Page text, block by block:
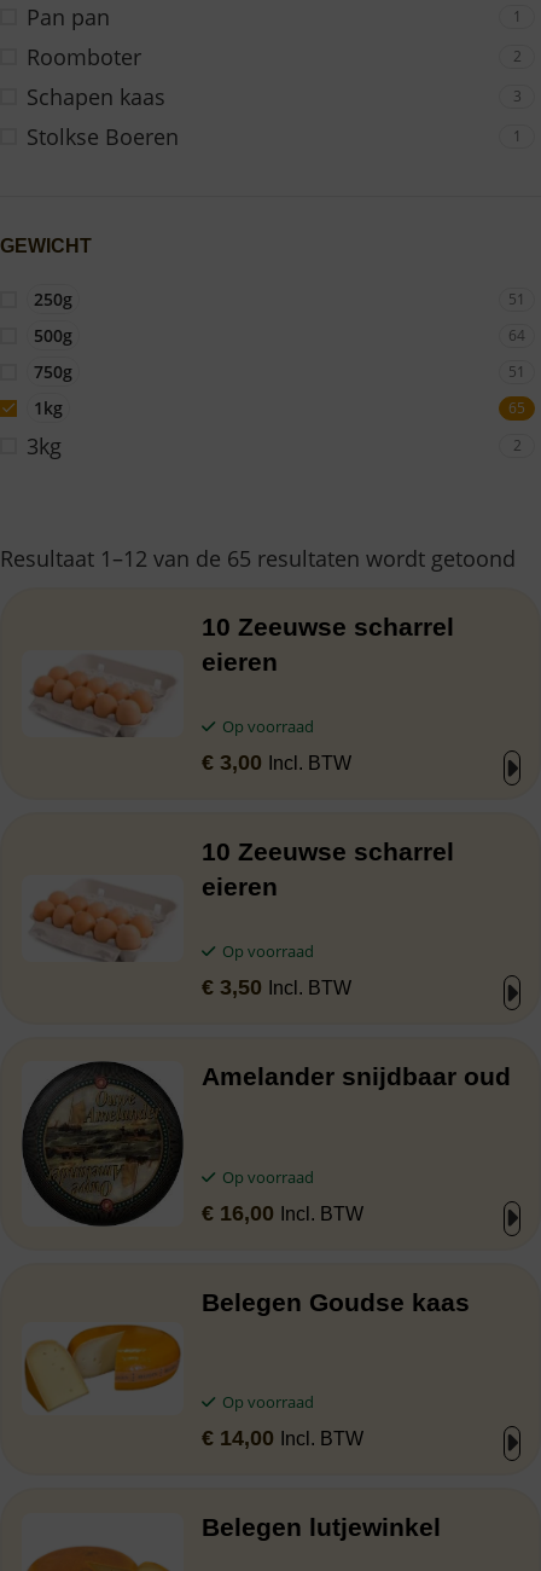
Pan pan 1
Roomboter 2
Schapen kaas 3
Stolkse Boeren 1
GEWICHT
250g 51
500g 64
750g 51
1kg 65
3kg 2
Resultaat 1–12 van de 65 resultaten wordt getoond
10 Zeeuwse scharrel
eieren
Op voorraad
€ 3,00 Incl. BTW
10 Zeeuwse scharrel
eieren
Op voorraad
€ 3,50 Incl. BTW
Amelander snijdbaar oud
Op voorraad
€ 16,00 Incl. BTW
Belegen Goudse kaas
Op voorraad
€ 14,00 Incl. BTW
Belegen lutjewinkel